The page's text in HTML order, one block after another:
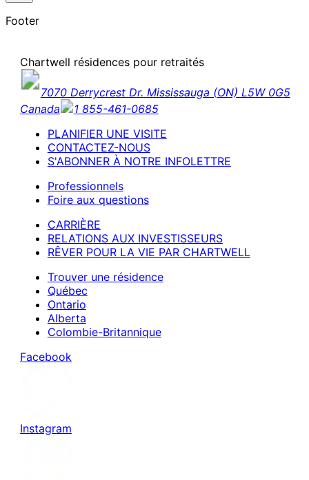
Footer
Chartwell résidences pour retraités
7070 Derrycrest Dr. Mississauga (ON) L5W 0G5
Canada
1 855-461-0685
PLANIFIER UNE VISITE
CONTACTEZ-NOUS
S'ABONNER À NOTRE INFOLETTRE
Professionnels
Foire aux questions
CARRIÈRE
RELATIONS AUX INVESTISSEURS
RÊVER POUR LA VIE PAR CHARTWELL
Trouver une résidence
Québec
Ontario
Alberta
Colombie-Britannique
Facebook
Instagram